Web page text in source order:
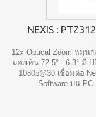
NEXIS :
12x Optical Zoom หมุนก
มองเห็น 72.5° - 6.3° มี
1080p@30 เชื่อมต่อ
Software บน